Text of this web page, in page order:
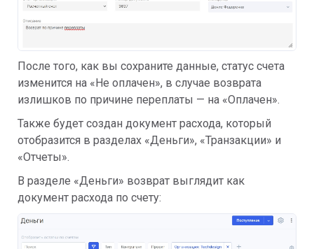
После того, как вы сохраните данные, статус счета
изменится на «Не оплачен», в случае возврата
излишков по причине переплаты — на «Оплачен».
Также будет создан документ расхода, который
отобразится в разделах «Деньги», «Транзакции» и
«Отчеты».
В разделе «Деньги» возврат выглядит как
документ расхода по счету: